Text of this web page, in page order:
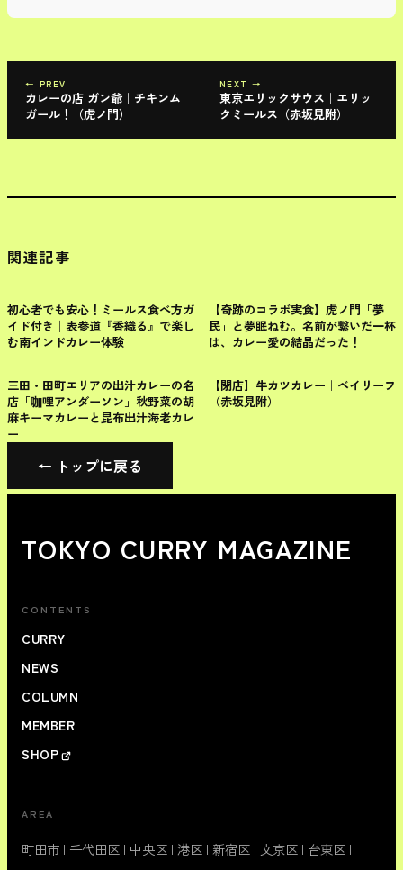
← PREV
カレーの店 ガン爺｜チキンム
ガール！（虎ノ門）
NEXT →
東京エリックサウス｜エリッ
クミールス（赤坂見附）
関連記事
港区
初心者でも安心！ミールス食べ方ガ
イド付き│表参道『香織る』で楽し
む南インドカレー体験
港区
【奇跡のコラボ実食】虎ノ門「夢
民」と夢眠ねむ。名前が繋いだ一杯
は、カレー愛の結晶だった！
港区
三田・田町エリアの出汁カレーの名
店「咖哩アンダーソン」秋野菜の胡
麻キーマカレーと昆布出汁海老カレ
ー
港区
【閉店】牛カツカレー｜ベイリーフ
（赤坂見附）
← トップに戻る
TOKYO CURRY MAGAZINE
CONTENTS
CURRY
NEWS
COLUMN
MEMBER
SHOP
AREA
町田市 | 千代田区 | 中央区 | 港区 | 新宿区 | 文京区 | 台東区 |